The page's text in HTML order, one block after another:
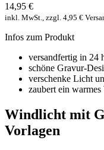
14,95 €
inkl. MwSt., zzgl. 4,95 €
Infos zum Produkt
versandfertig in 24
schöne Gravur-
verschenke Licht
zaubert ein
Windlicht mit
Vorlagen